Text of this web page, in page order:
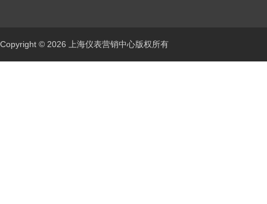
Copyright © 2026 上海仪表营销中心版权所有